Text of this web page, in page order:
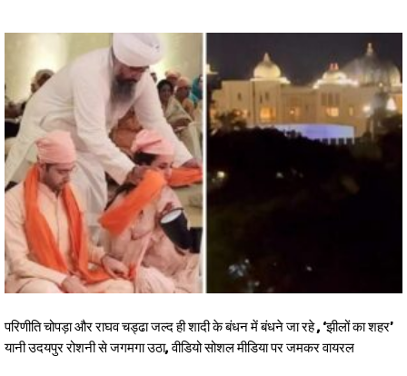
परिणीति चोपड़ा और राघव चड्ढा जल्द ही शादी के बंधन में बंधने जा रहे , ‘झीलों का शहर’
यानी उदयपुर रोशनी से जगमगा उठा, वीडियो सोशल मीडिया पर जमकर वायरल